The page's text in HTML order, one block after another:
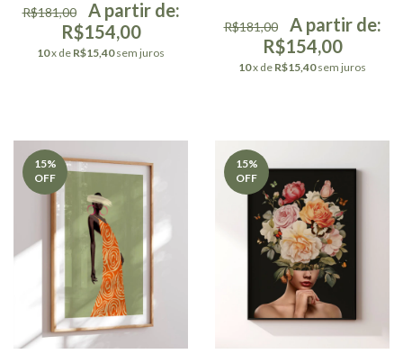
R$181,00
R$154,00
10x de R$15,40 sem juros
R$181,00
R$154,00
10x de R$15,40 sem juros
15%
OFF
15%
OFF